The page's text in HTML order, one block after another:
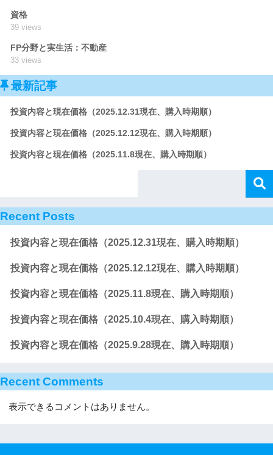
資格
39 views
FP分野と実生活：不動産
33 views
最新記事
投資内容と現在価格（2025.12.31現在、購入時期順）
投資内容と現在価格（2025.12.12現在、購入時期順）
投資内容と現在価格（2025.11.8現在、購入時期順）
Recent Posts
投資内容と現在価格（2025.12.31現在、購入時期順）
投資内容と現在価格（2025.12.12現在、購入時期順）
投資内容と現在価格（2025.11.8現在、購入時期順）
投資内容と現在価格（2025.10.4現在、購入時期順）
投資内容と現在価格（2025.9.28現在、購入時期順）
Recent Comments
表示できるコメントはありません。